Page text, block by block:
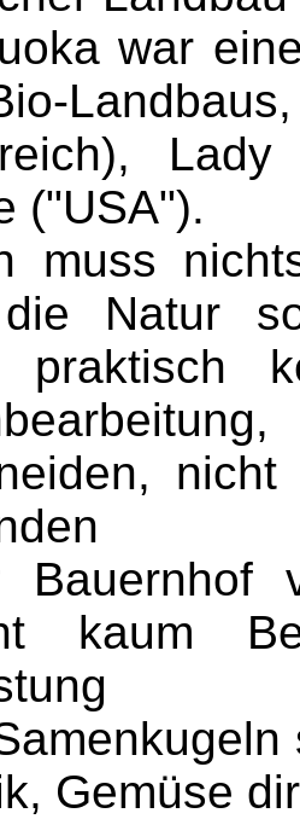
war
("USA").
muss
Natur
praktisch
kaum
Gemüse